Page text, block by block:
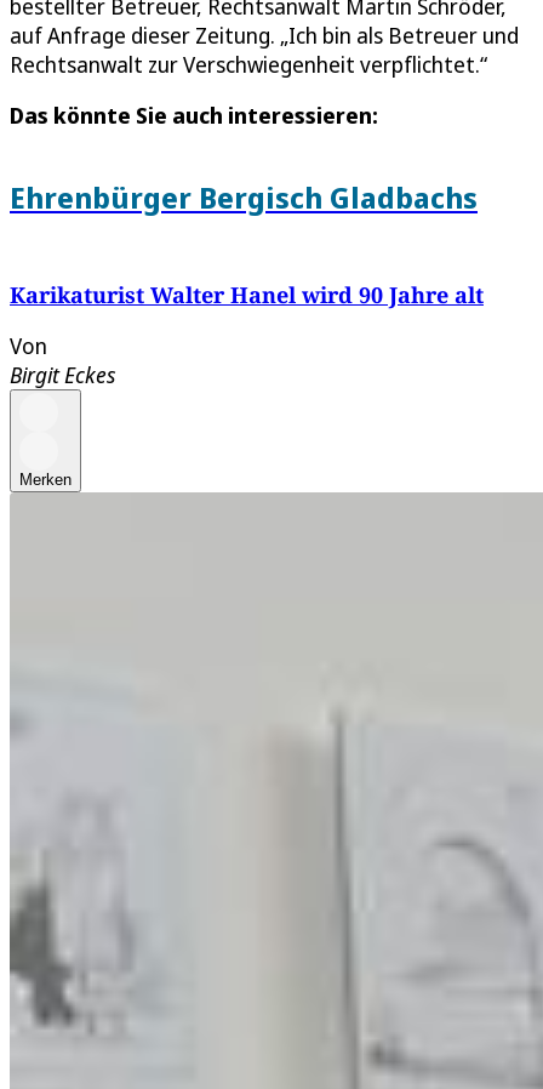
bestellter Betreuer, Rechtsanwalt Martin Schröder,
auf Anfrage dieser Zeitung. „Ich bin als Betreuer und
Rechtsanwalt zur Verschwiegenheit verpflichtet.“
Das könnte Sie auch interessieren:
Ehrenbürger Bergisch Gladbachs
Karikaturist Walter Hanel wird 90 Jahre alt
Von
Birgit Eckes
Merken